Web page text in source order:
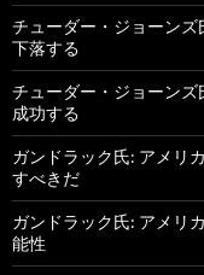
チューダー・ジョーン
下落する
チューダー・ジョーン
成功する
ガンドラック氏: アメリ
すべきだ
ガンドラック氏: アメリ
能性